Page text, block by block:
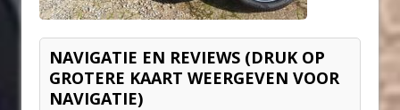
NAVIGATIE EN REVIEWS (DRUK OP
GROTERE KAART WEERGEVEN VOOR
NAVIGATIE)